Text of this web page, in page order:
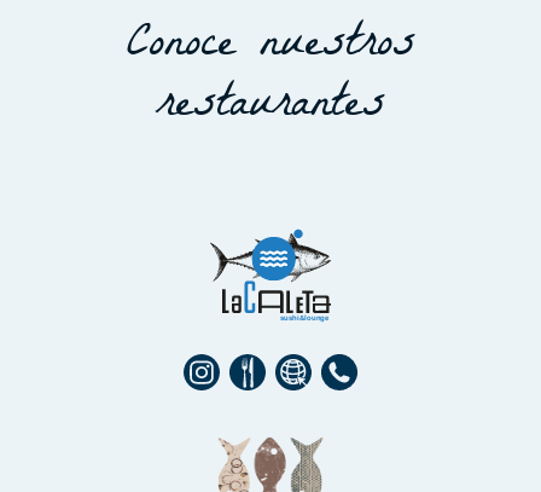
Conoce nuestros
restaurantes